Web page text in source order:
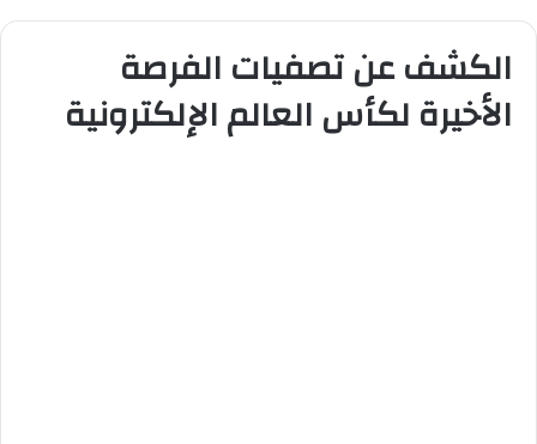
الكشف عن تصفيات الفرصة
الأخيرة لكأس العالم الإلكترونية